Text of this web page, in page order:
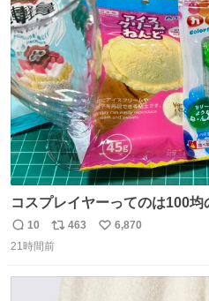
ト
数
数
コスプレイヤーってのは100
できるんですよねビフォーアフ
返
信
10
リ
ポ
463
い
6,870
21時間前